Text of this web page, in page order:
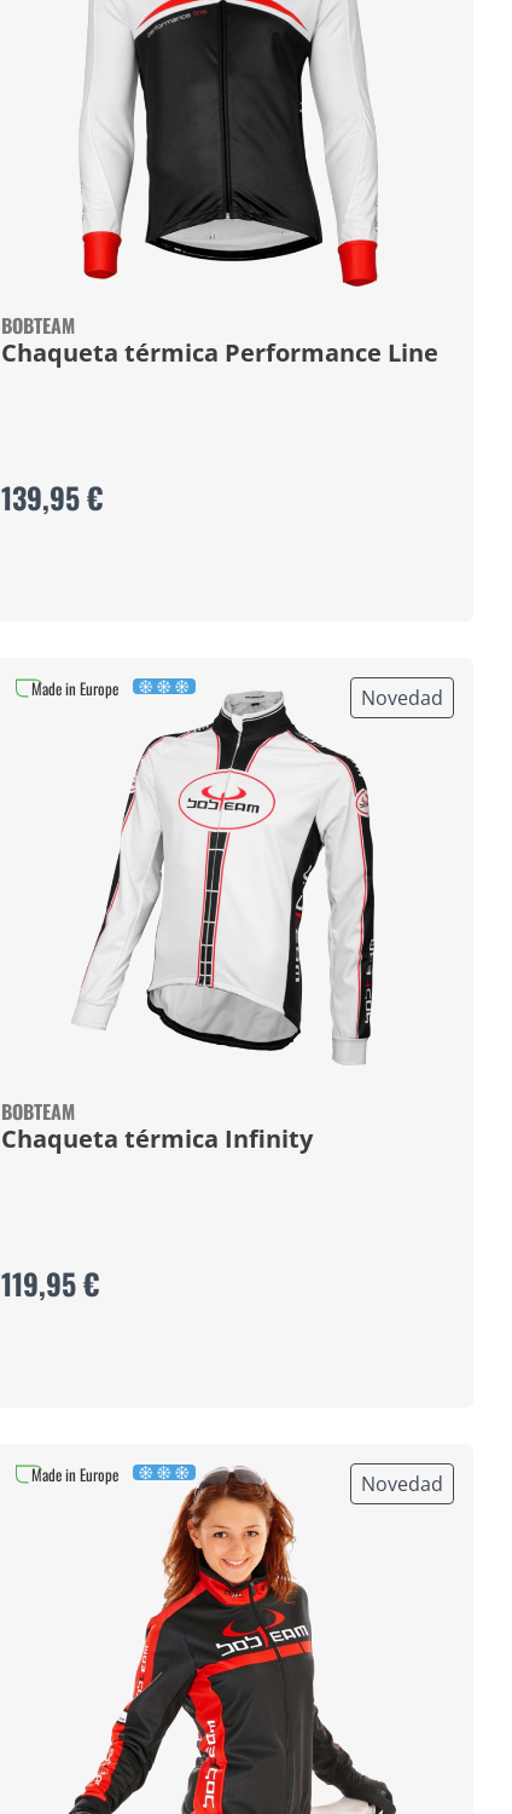
BOBTEAM
Chaqueta térmica Performance Line
139,95 €
Novedad
BOBTEAM
Chaqueta térmica Infinity
119,95 €
Made in Europe
Novedad
Made in Europe